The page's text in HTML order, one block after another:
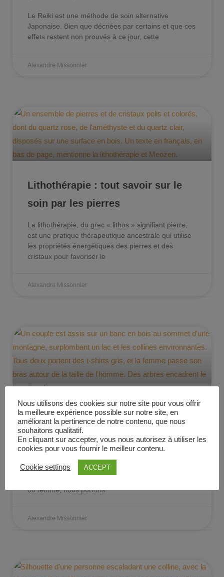
Le Reiki est une méthode de soin alternative
Japonaise. Bien que décriées par certains et que ces
effets restent non prouvés à ce jour, cette
Alexandre Missonnier
Lithothérapie : tout savoir sur le
soin par les pierres
La lithothérapie, du grec « lithos » signifiant pierre,
est une pratique thérapeutique ancestrale qui utilise
les propriétés énergétiques des pierres et des
cristaux pour favoriser le
Alexandre Missonnier
Yin et Yang : les énergies
féminines et masculines
Dans notre quête d’équilibre et de bien-être,
comprendre la dualité des énergies qui nous
ou femme, nous portons
Alexandre Missonnier
Nous utilisons des cookies sur notre site pour vous offrir
la meilleure expérience possible sur notre site, en
améliorant la pertinence de notre contenu, que nous
souhaitons qualitatif.
En cliquant sur accepter, vous nous autorisez à utiliser les
cookies pour vous fournir le meilleur contenu.
Cookie settings ACCEPT